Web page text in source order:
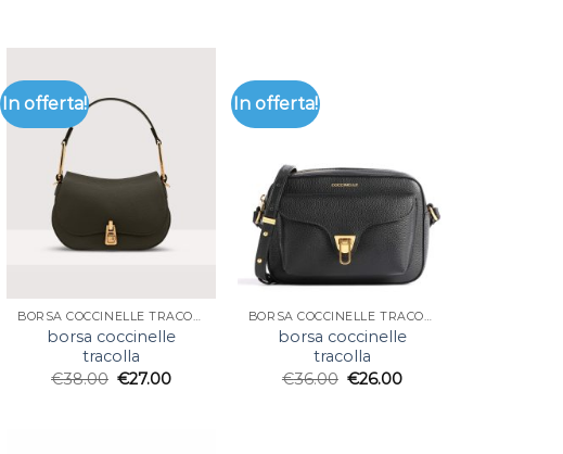
In offerta!
BORSA COCCINELLE TRACOLLA
borsa coccinelle
tracolla
€38.00 €27.00
In offerta!
BORSA COCCINELLE TRACOLLA
borsa coccinelle
tracolla
€36.00 €26.00